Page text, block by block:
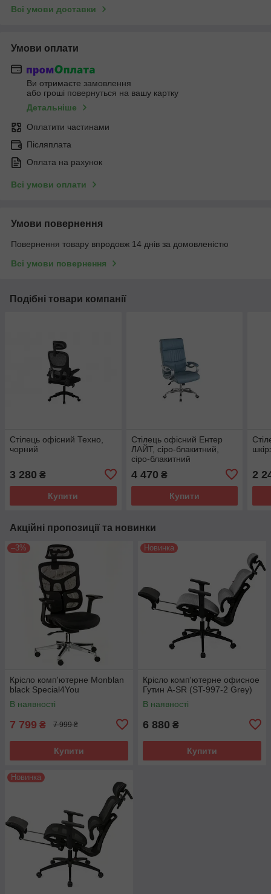
Всі умови доставки
Умови оплати
Ви отримаєте замовлення
або гроші повернуться на вашу картку
Детальніше
Оплатити частинами
Післяплата
Оплата на рахунок
Всі умови оплати
Умови повернення
Повернення товару впродовж 14 днів за домовленістю
Всі умови повернення
Подібні товари компанії
Стілець офісний Техно,
чорний
3 280 ₴
Купити
Стілець офісний Ентер
ЛАЙТ, сіро-блакитний,
сіро-блакитний
4 470 ₴
Купити
2
Акційні пропозиції та новинки
–3%
Крісло комп'ютерне Monblan
black Special4You
В наявності
7 799 ₴ 7 999 ₴
Купити
Новинка
Крісло комп'ютерне офисное
Гутин A-SR (ST-997-2 Grey)
В наявності
6 880 ₴
Купити
Новинка